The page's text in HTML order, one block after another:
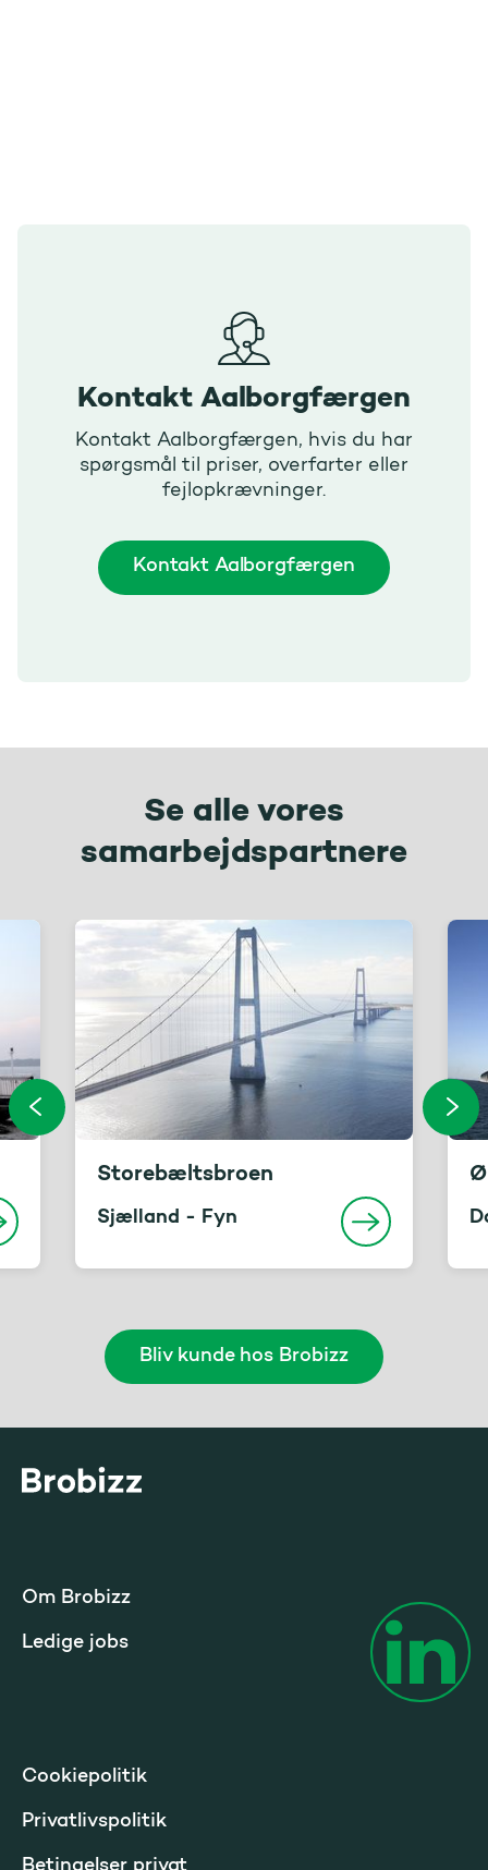
Kontakt Aalborgfærgen
Kontakt Aalborgfærgen, hvis du har
spørgsmål til priser, overfarter eller
fejlopkrævninger.
Kontakt Aalborgfærgen
Se alle vores
samarbejdspartnere
Storebæltsbroen
Sjælland - Fyn
Bliv kunde hos Brobizz
Om Brobizz
Ledige jobs
Cookiepolitik
Privatlivspolitik